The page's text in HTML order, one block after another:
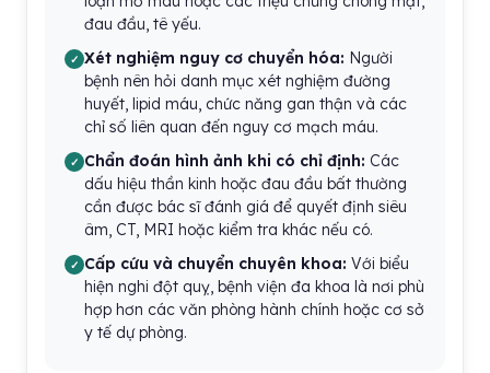
đau đầu, tê yếu.
Xét nghiệm nguy cơ chuyển hóa: Người
bệnh nên hỏi danh mục xét nghiệm đường
huyết, lipid máu, chức năng gan thận và các
chỉ số liên quan đến nguy cơ mạch máu.
Chẩn đoán hình ảnh khi có chỉ định: Các
dấu hiệu thần kinh hoặc đau đầu bất thường
cần được bác sĩ đánh giá để quyết định siêu
âm, CT, MRI hoặc kiểm tra khác nếu có.
Cấp cứu và chuyển chuyên khoa: Với biểu
hiện nghi đột quỵ, bệnh viện đa khoa là nơi phù
hợp hơn các văn phòng hành chính hoặc cơ sở
y tế dự phòng.